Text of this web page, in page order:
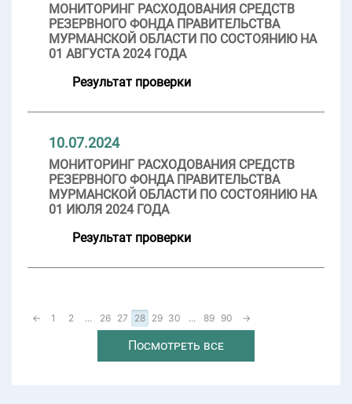
МОНИТОРИНГ РАСХОДОВАНИЯ СРЕДСТВ
РЕЗЕРВНОГО ФОНДА ПРАВИТЕЛЬСТВА
МУРМАНСКОЙ ОБЛАСТИ ПО СОСТОЯНИЮ НА
01 АВГУСТА 2024 ГОДА
Результат проверки
10.07.2024
МОНИТОРИНГ РАСХОДОВАНИЯ СРЕДСТВ
РЕЗЕРВНОГО ФОНДА ПРАВИТЕЛЬСТВА
МУРМАНСКОЙ ОБЛАСТИ ПО СОСТОЯНИЮ НА
01 ИЮЛЯ 2024 ГОДА
Результат проверки
← 1 2 ... 26 27 28 29 30 ... 89 90 →
Посмотреть все